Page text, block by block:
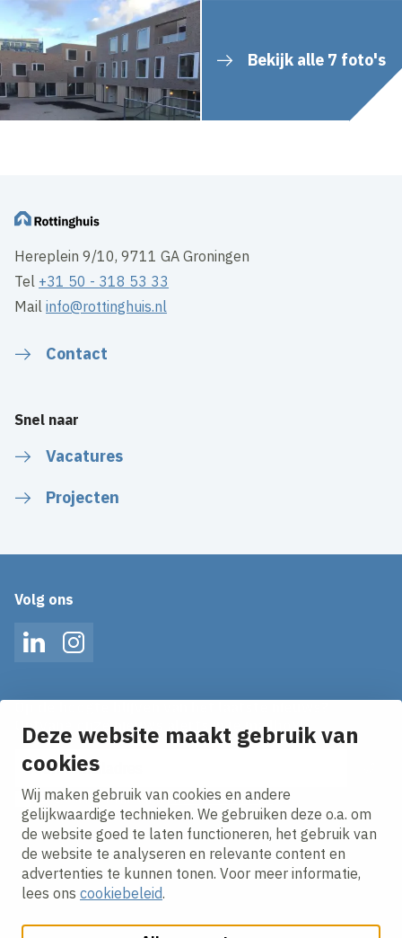
Deze website maakt gebruik van
cookies
Wij maken gebruik van cookies en andere
gelijkwaardige technieken. We gebruiken deze o.a. om
de website goed te laten functioneren, het gebruik van
de website te analyseren en relevante content en
advertenties te kunnen tonen. Voor meer informatie,
lees ons cookiebeleid.
Bekijk alle 7 foto's
Hereplein 9/10, 9711 GA Groningen
Tel +31 50 - 318 53 33
Mailinfo@rottinghuis.nl
Contact
Snel naar
Vacatures
Projecten
Volg ons
LinkedInInstagram
Ontvang onze nieuws alerts in je mailbox!
E-mailadres
Ik ga akkoord met hetprivacy statement.